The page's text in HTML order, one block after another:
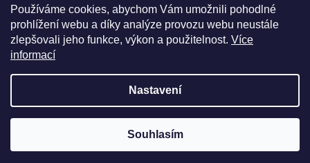
Používáme cookies, abychom Vám umožnili pohodlné
prohlížení webu a díky analýze provozu webu neustále
zlepšovali jeho funkce, výkon a použitelnost. Více
informací
Nastavení
Souhlasím
DOVOLENÁ 25.7.2026 - 4.8.2026 Objednávky a formuláře budou
Kontakt
Obchodní podmínky
Podmínky ochrany osobních údajů
Prohlášení odpovědnosti
Moje objednávka
Copyright 2026Kanaznojmo cesta ke zdraví. Všechna práva
vyhrazena.